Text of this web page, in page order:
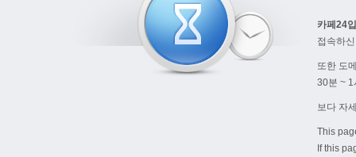
카페24
접속하
또한 도
30분 ~ 1
보다 자
This
If this